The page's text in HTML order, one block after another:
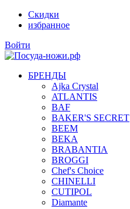
Скидки
избранное
Войти
БРЕНДЫ
Ajka Crystal
ATLANTIS
BAF
BAKER'S SECRET
BEEM
BEKA
BRABANTIA
BROGGI
Chef's Choice
CHINELLI
CUTIPOL
Diamante